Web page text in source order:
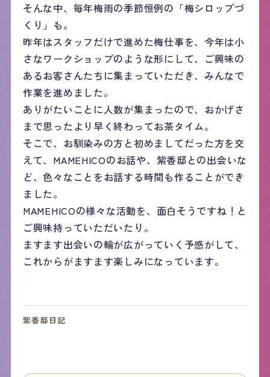
そんな中、毎年梅雨の季節恒例の「梅シロップづ
くり」も。
昨年はスタッフだけで進めた梅仕事を、今年は小
さなワークショップのような形にして、ご興味の
あるお客さんたちに集まっていただき、みんなで
作業を進めました。
ありがたいことに人数が集まったので、おかげさ
まで思ったより早く終わってお茶タイム。
そこで、お馴染みの方と初めましてだった方を交
えて、MAMEHICOのお話や、紫香邸との出会いな
ど、色々なことをお話する時間も作ることができ
ました。
MAMEHICOの様々な活動を、面白そうですね！と
ご興味持っていただいたり。
ますます出会いの輪が広がっていく予感がして、
これからがますます楽しみになっています。
紫香邸日記